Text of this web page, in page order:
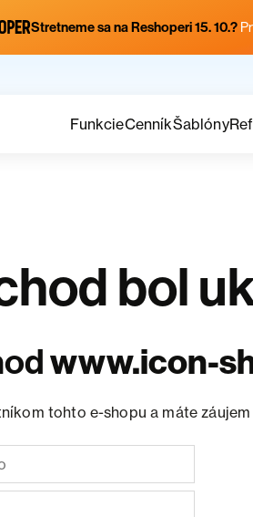
Stretneme sa na Reshoperi 15. 10.?
FunkcieCenníkŠablóny
bol
www.icon-
tohto e-shopu a máte